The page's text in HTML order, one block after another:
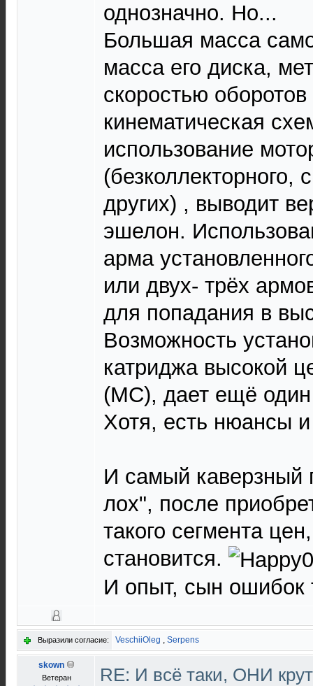
однозначно. Но...
Большая масса
масса его диска,
скоростью
кинематическая
использование
(безколлекторного,
других) , выводит
эшелон.
арма
или двух- трёх
для попадания в
Возможность
катриджа высокой
(МС), дает ещё
Хотя, есть нюансы
И самый каверзный
лох", после
такого сегмента
становится.
И опыт, сын ошибок
Выразили согласие: VeschiiOleg , Serpens
skown
Ветеран
RE: И всё таки, ОНИ